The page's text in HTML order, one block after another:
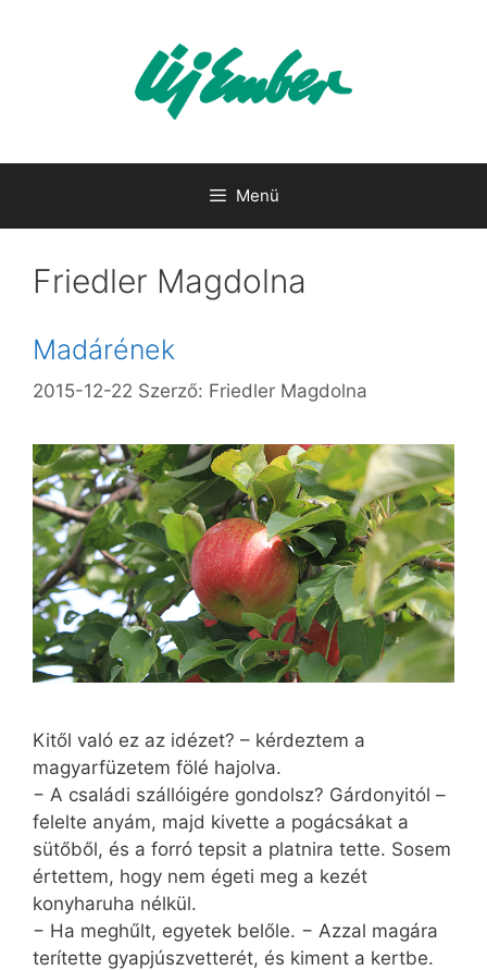
Menü
Friedler Magdolna
Madárének
2015-12-22 Szerző: Friedler Magdolna
Kitől való ez az idézet? – kérdeztem a
magyarfüzetem fölé hajolva.
− A családi szállóigére gondolsz? Gárdonyitól –
felelte anyám, majd kivette a pogácsákat a
sütőből, és a forró tepsit a platnira tette. Sosem
értettem, hogy nem égeti meg a kezét
konyharuha nélkül.
− Ha meghűlt, egyetek belőle. − Azzal magára
terítette gyapjúszvetterét, és kiment a kertbe.